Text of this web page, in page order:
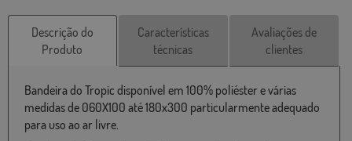
Descrição do
Produto
Características
técnicas
Avaliações de
clientes
Bandeira do Tropic disponível em 100% poliéster e várias
medidas de 060X100 até 180x300 particularmente adequado
para uso ao ar livre.